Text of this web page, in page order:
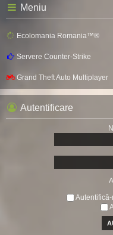
Meniu
Ecolomania Romania™®
Servere Counter-Strike
Grand Theft Auto Multiplayer
Autentificare